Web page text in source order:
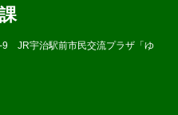
JR宇治駅前市民交流プラザ「ゆ